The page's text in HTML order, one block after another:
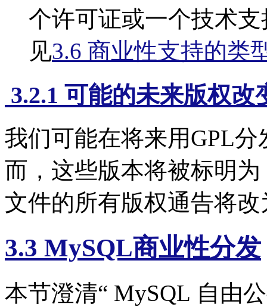
个许可证或一个技术
见3.6 商业性支持的类
3.2.1 可能的未来版权改
我们可能在将来用GPL分
而，这些版本将被标明为
文件的所有版权通告将改
3.3 MySQL商业性分发
本节澄清“ MySQL 自由